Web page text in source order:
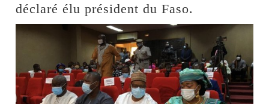
déclaré élu président du Faso.